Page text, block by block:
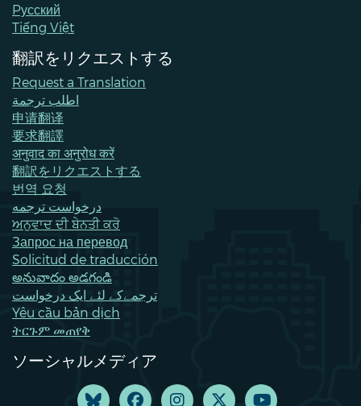
Pусский
Tiếng Việt
翻訳をリクエストする
Request a Translation
اطلب ترجمة
申请翻译
要求翻譯
अनुवाद का अनुरोध करें
翻訳をリクエストする
번역 요청
درخواست ترجمه
ਅਨੁਵਾਦ ਦੀ ਬੇਨਤੀ ਕਰੋ
Запрос на перевод
Solicitud de traducción
అనువాదం అడగండి
ترجمےکے لئے ایک درخواست
Yêu cầu bản dịch
ትርጉም መጠየቅ
ソーシャルメディア